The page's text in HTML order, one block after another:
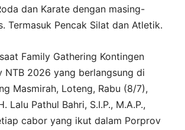
dan Karate dengan masing-
Termasuk Pencak Silat dan Atletik.
Family Gathering Kontingen
NTB 2026 yang berlangsung di
Masmirah, Loteng, Rabu (8/7),
Lalu Pathul Bahri, S.I.P., M.A.P.,
cabor yang ikut dalam Porprov